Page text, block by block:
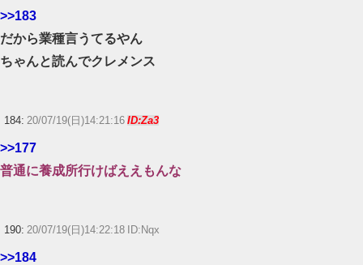
>>183
だから業種言うてるやん
ちゃんと読んでクレメンス
184: 20/07/19(日)14:21:16 ID:Za3
>>177
普通に養成所行けばええもんな
190: 20/07/19(日)14:22:18 ID:Nqx
>>184